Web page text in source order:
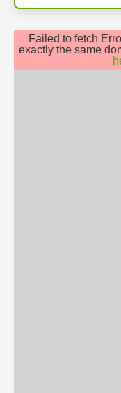
Failed to fetch
exactly the same